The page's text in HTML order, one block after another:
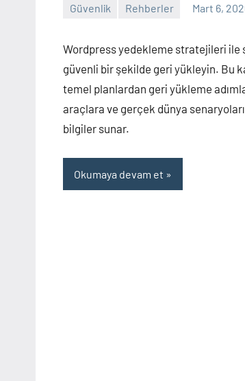
Güvenlik Rehberler Mart 6,
Wordpress yedekleme stratejileri ile
güvenli bir şekilde geri yükleyin. Bu
temel planlardan geri yükleme
araçlara ve gerçek dünya
bilgiler sunar.
Okumaya devam et